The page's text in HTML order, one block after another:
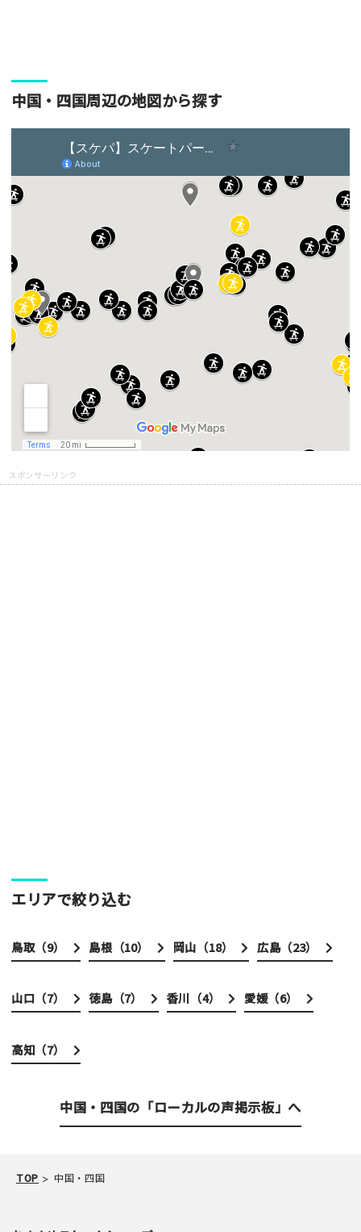
中国・四国周辺の地図から探す
エリアで絞り込む
鳥取（9） 島根（10） 岡山（18） 広島（23）
山口（7） 徳島（7） 香川（4） 愛媛（6）
高知（7）
中国・四国の「ローカルの声掲示板」へ
TOP 中国・四国